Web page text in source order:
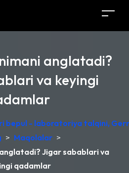
anglatadi?
va keyingi
bepul - laboratoriya talqini,
> Maqolalar >
Jigar sabablari va
qadamlar